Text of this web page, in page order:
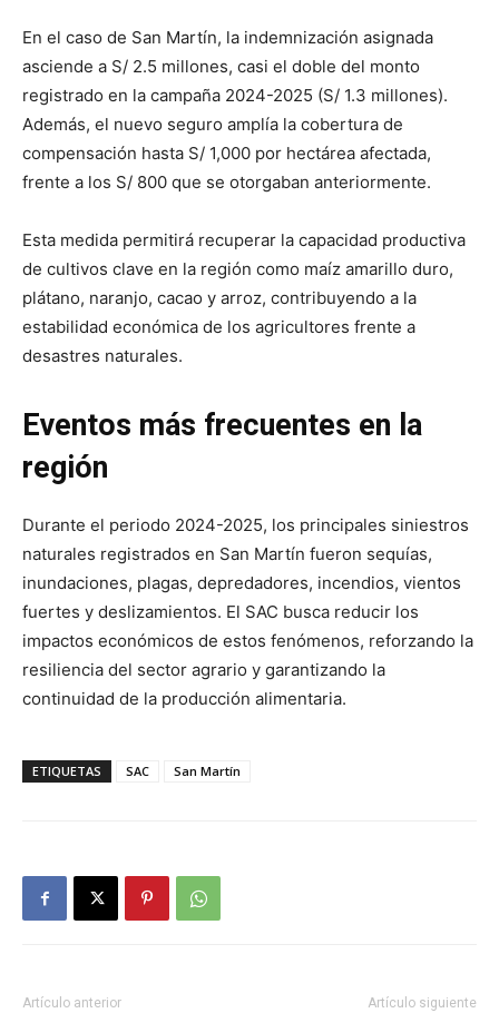
En el caso de San Martín, la indemnización asignada
asciende a S/ 2.5 millones, casi el doble del monto
registrado en la campaña 2024-2025 (S/ 1.3 millones).
Además, el nuevo seguro amplía la cobertura de
compensación hasta S/ 1,000 por hectárea afectada,
frente a los S/ 800 que se otorgaban anteriormente.
Esta medida permitirá recuperar la capacidad productiva
de cultivos clave en la región como maíz amarillo duro,
plátano, naranjo, cacao y arroz, contribuyendo a la
estabilidad económica de los agricultores frente a
desastres naturales.
Eventos más frecuentes en la
región
Durante el periodo 2024-2025, los principales siniestros
naturales registrados en San Martín fueron sequías,
inundaciones, plagas, depredadores, incendios, vientos
fuertes y deslizamientos. El SAC busca reducir los
impactos económicos de estos fenómenos, reforzando la
resiliencia del sector agrario y garantizando la
continuidad de la producción alimentaria.
ETIQUETAS SAC San Martín
Artículo anterior Artículo siguiente